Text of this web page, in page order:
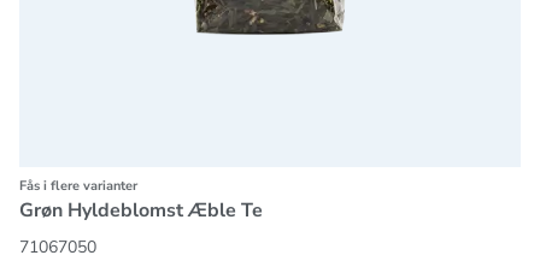
Fås i flere varianter
Grøn Hyldeblomst Æble Te
71067050